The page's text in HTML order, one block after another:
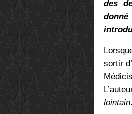
des
sortir
lointain.